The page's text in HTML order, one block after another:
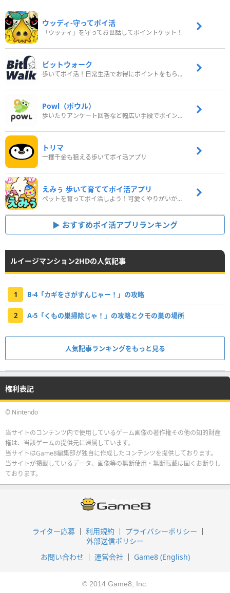
ウッディ‐守ってポイ活
「ウッディ」を守ってお世話してポイントゲット！
ビットウォーク
歩いてポイ活！日常生活でお得にポイントをもらおう
Powl（ポウル）
歩いたりアンケート回答など幅広い手段でポイントをゲット
トリマ
一攫千金も狙える歩いてポイ活アプリ
えみぅ 歩いて育ててポイ活アプリ
ペットを育ってポイ活しよう！可愛くやりがいがある新感覚アプリ
おすすめポイ活アプリランキング
ルイージマンション2HDの人気記事
1 B-4「カギをさがすんじゃー！」の攻略
2 A-5「くもの巣掃除じゃ！」の攻略とクモの巣の場所
人気記事ランキングをもっと見る
権利表記
© Nintendo
当サイトのコンテンツ内で使用しているゲーム画像の著作権その他の知的財産
権は、当該ゲームの提供元に帰属しています。
当サイトはGame8編集部が独自に作成したコンテンツを提供しております。
当サイトが掲載しているデータ、画像等の無断使用・無断転載は固くお断りし
ております。
ライター応募 利用規約
プライバシーポリシー
外部送信ポリシー
お問い合わせ
運営会社 Game8 (English)
© 2014 Game8, Inc.